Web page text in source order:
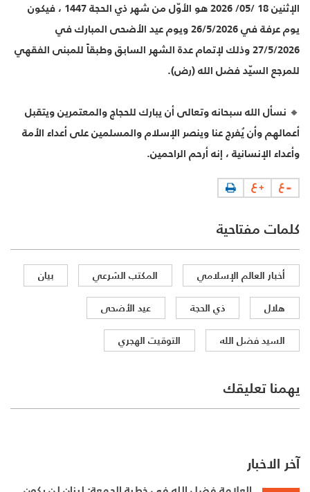
الإثنين 18 /05/ 2026 هو الأوّل من شهر ذي الحجة 1447 ، فيكون
يوم عرفة في 26/5/2026 ويوم عيد الأضحى المبارك في
27/5/2026 وذلك لإتمام عدة الشهر السابق وطبقاً للمبنى الفقهي
للمرجع السيّد فضل الله (رض).
🔸 نسأل الله سبحانه وتعالى أن يبارك للحجاج والمعتمرين ويتقبل
أعمالهم وأن يُفرج عنا وينصر الإسلام والمسلمين على أعداء الأمة
وأعداء الإنسانية ، إنه أرحم الراحمين.
كلمات مفتاحية
أخبار العالم الإسلامي المكتب الشرعي
بيان
هلال
ذي الحجة
عيد الأضحى
السيد فضل الله
التوقيت الهجري
يهمنا تعليقك
آخر الاخبار